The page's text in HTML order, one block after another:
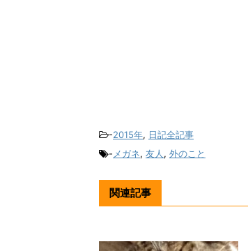
-2015年, 日記全記事
- メガネ, 友人 , 外のこと
関連記事